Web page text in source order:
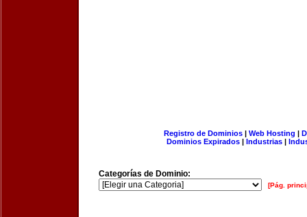
Registro de Dominios| Web Hosting |
Dominios Expirados | Industrias |
Categorías de Dominio:
[Pág.